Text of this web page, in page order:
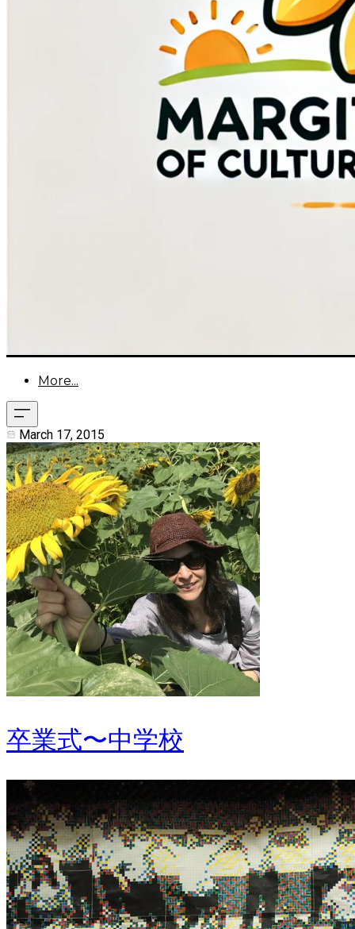
More...
March 17, 2015
卒業式〜中学校